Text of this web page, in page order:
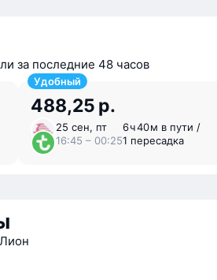
за последние 48 часов
Удобный
488,25 р.
25 сен, пт
16:45 – 00:25
6 ⁠ч 40 ⁠м в пути /
1 пересадка